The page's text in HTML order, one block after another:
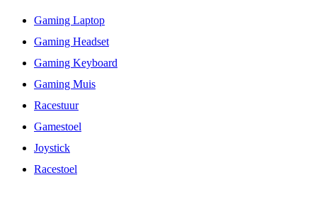
Gaming Laptop
Gaming Headset
Gaming Keyboard
Gaming Muis
Racestuur
Gamestoel
Joystick
Racestoel